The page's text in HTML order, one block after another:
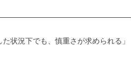
状況下でも、慎重さが求められる」